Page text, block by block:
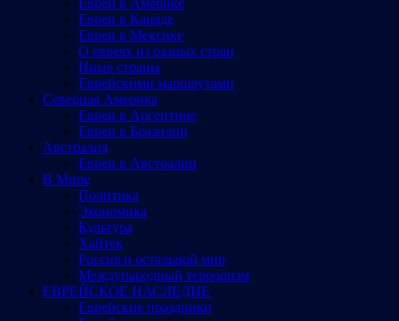
Евреи в Канаде
Евреи в Мексике
О евреях из разных стран
Иные страны
Еврейскими маршрутами
Северная Америка
Евреи в Аргентине
Евреи в Бразилии
Австралия
Евреи в Австралии
В Мире
Политика
Экономика
Культура
Хайтек
Россия и остальной мир
Международный терроризм
ЕВРЕЙСКОЕ НАСЛЕДИЕ
Еврейские праздники